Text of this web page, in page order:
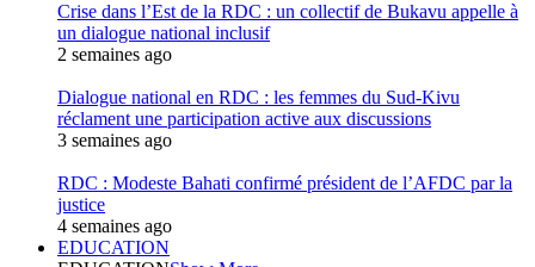
Crise dans l’Est de la RDC : un collectif de Bukavu appelle à
un dialogue national inclusif
2 semaines ago
Dialogue national en RDC : les femmes du Sud-Kivu
réclament une participation active aux discussions
3 semaines ago
RDC : Modeste Bahati confirmé président de l’AFDC par la
justice
4 semaines ago
EDUCATION